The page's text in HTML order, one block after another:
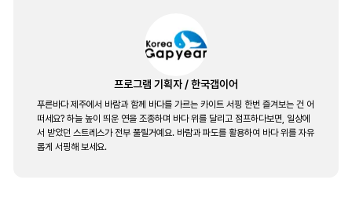
프로그램 기획자 /한국갭이어
푸른바다 제주에서 바람과 함께 바다를 가르는 카이트 서핑 한번 즐겨보는 건 어
떠세요? 하늘 높이 띄운 연을 조종하며 바다 위를 달리고 점프하다보면, 일상에
서 받았던 스트레스가 전부 풀릴거예요. 바람과 파도를 활용하여 바다 위를 자유
롭게 서핑해 보세요.